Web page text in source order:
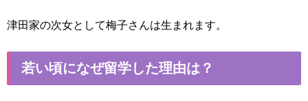
津田家の次女として梅子さんは生まれます。
若い頃になぜ留学した理由は？